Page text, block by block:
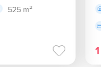
525 m²
1